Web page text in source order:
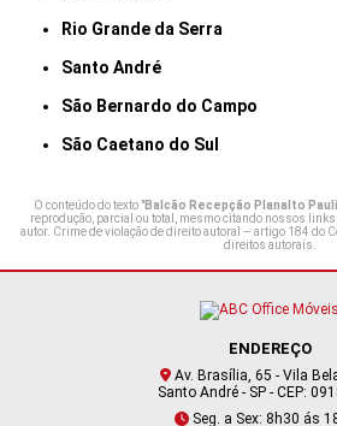
Rio Grande da Serra
Santo André
São Bernardo do Campo
São Caetano do Sul
O conteúdo do texto "Balcão Recepção Planalto
reprodução, parcial ou total, mesmo citando nossos
autor. Crime de violação de direito autoral – artigo 184 do
direitos autorais.
ENDEREÇO
Av. Brasília, 65 - Vila
Santo André - SP - CEP:
Seg. a Sex: 8h30 ás